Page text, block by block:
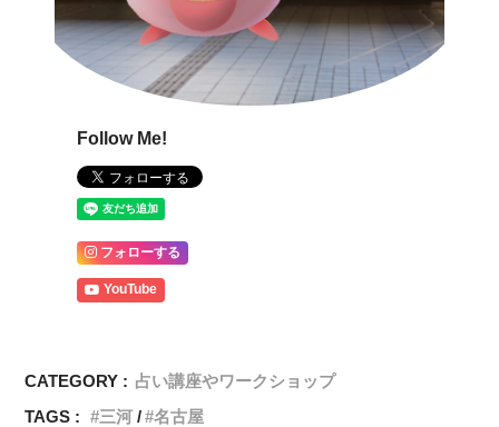
Follow Me!
フォローする
YouTube
CATEGORY : 占い講座やワークショップ
TAGS :
三河 名古屋